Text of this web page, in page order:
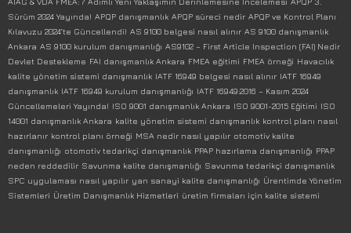
Sürüm 2024 Yayında! APQP danışmanlık APQP süreci nedir APQP ve Kontrol Planı
Kılavuzu 2024’te Güncellendi! AS 9100 belgesi nasıl alınır AS 9100 danışmanlık
Ankara AS 9100 kurulum danışmanlığı AS9102 – First Article Inspection (FAI) Nedir
Devlet Destekleme FAI danışmanlık Ankara FMEA eğitimi FMEA örneği Havacılık
kalite yönetim sistemi danışmanlık IATF 16949 belgesi nasıl alınır IATF 16949
danışmanlık IATF 16949 kurulum danışmanlığı IATF 16949:2016 – Kasım 2024
Güncellemeleri Yayında! ISO 9001 danışmanlık Ankara ISO 9001-2015 Eğitimi ISO
14001 danışmanlık Ankara kalite yönetim sistemi danışmanlık kontrol planı nasıl
hazırlanır kontrol planı örneği MSA nedir nasıl yapılır otomotiv kalite
danışmanlığı otomotiv tedarikçi danışmanlık PPAP hazırlama danışmanlığı PPAP
neden reddedilir Savunma kalite danışmanlığı Savunma tedarikçi danışmanlık
SPC uygulaması nasıl yapılır yan sanayi kalite danışmanlığı Ürentimde Yönetim
Sistemleri Üretim Danışmanlık Hizmetleri üretim firmaları için kalite sistemi